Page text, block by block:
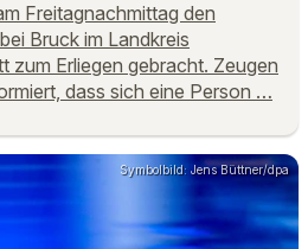
Freitagnachmittag den
Bruck im Landkreis
zum Erliegen gebracht. Zeugen
dass sich eine Person …
Symbolbild: Jens Büttner/dpa